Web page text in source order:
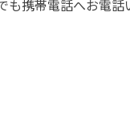
携帯電話へお電